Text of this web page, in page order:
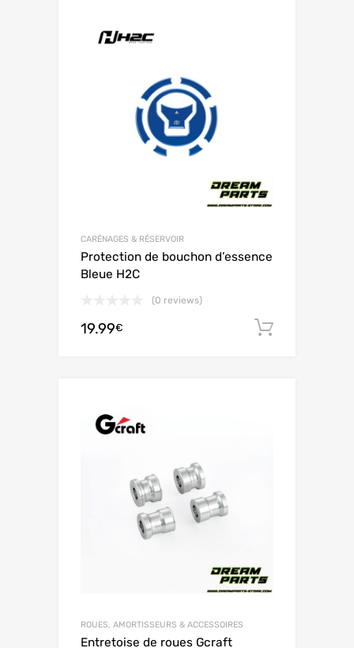
CARÉNAGES & RÉSERVOIR
Protection de bouchon d’essence
Bleue H2C
(0 reviews)
19.99€
ROUES, AMORTISSEURS & ACCESSOIRES
Entretoise de roues Gcraft